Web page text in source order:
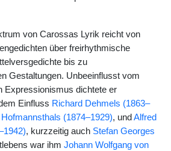
von Carossas Lyrik reicht von
über freirhythmische
bis zu
Gestaltungen. Unbeeinflusst vom
Expressionismus dichtete er
Einfluss Richard Dehmels (1863–
(1874–1929), und Alfred
, kurzzeitig auch Stefan Georges
war ihm Johann Wolfgang von